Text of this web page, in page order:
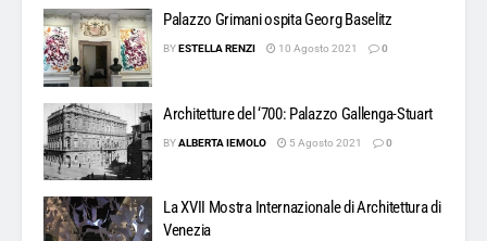
Palazzo Grimani ospita Georg Baselitz
BYESTELLA RENZI 10 Agosto 2021 0
Architetture del ‘700: Palazzo Gallenga-Stuart
BYALBERTA IEMOLO 5 Agosto 2021 0
La XVII Mostra Internazionale di Architettura di
Venezia